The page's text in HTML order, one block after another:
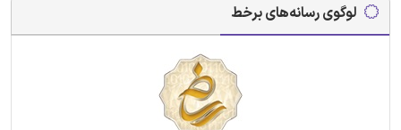
لوگوی رسانه‌های برخط